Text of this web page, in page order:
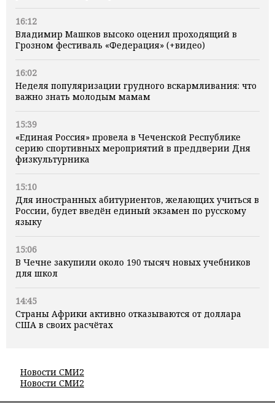
16:12
Владимир Машков высоко оценил проходящий в
Грозном фестиваль «Федерация» (+видео)
16:02
Неделя популяризации грудного вскармливания: что
важно знать молодым мамам
15:39
«Единая Россия» провела в Чеченской Республике
серию спортивных мероприятий в преддверии Дня
физкультурника
15:10
Для иностранных абитуриентов, желающих учиться в
России, будет введён единый экзамен по русскому
языку
15:06
В Чечне закупили около 190 тысяч новых учебников
для школ
14:45
Страны Африки активно отказываются от доллара
США в своих расчётах
Новости СМИ2
Новости СМИ2